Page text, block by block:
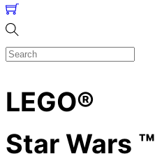
LEGO®
Star Wars ™